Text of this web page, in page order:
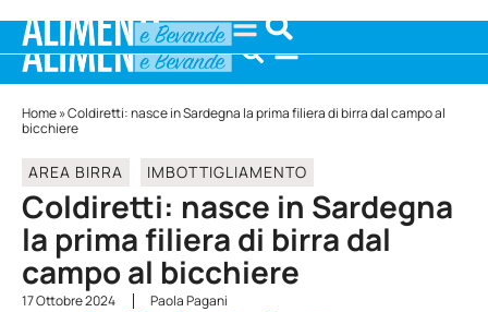
Home»Coldiretti: nasce in Sardegna la prima filiera di birra dal campo al
bicchiere
AREA BIRRA IMBOTTIGLIAMENTO
Coldiretti: nasce in Sardegna
la prima filiera di birra dal
campo al bicchiere
17 Ottobre 2024
Paola Pagani